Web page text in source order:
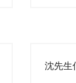
沈先生